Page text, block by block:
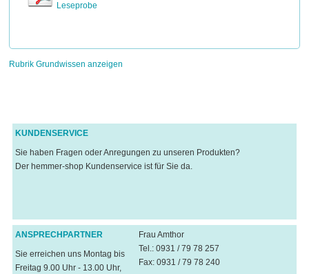
Leseprobe
Rubrik Grundwissen anzeigen
KUNDENSERVICE
Sie haben Fragen oder Anregungen zu unseren Produkten?
Der hemmer-shop Kundenservice ist für Sie da.
ANSPRECHPARTNER
Sie erreichen uns Montag bis
Freitag 9.00 Uhr - 13.00 Uhr,
Frau Amthor
Tel.: 0931 / 79 78 257
Fax: 0931 / 79 78 240